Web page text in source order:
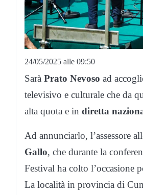
24/05/2025 alle 09:50
Sarà Prato Nevoso ad
televisivo e culturale che da
alta quota e in diretta
Ad annunciarlo, l’assessore
Gallo, che durante la
Festival ha colto l’occasione
La località in provincia di